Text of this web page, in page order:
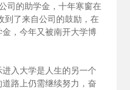
司的助学金，十年寒窗在
到了来自公司的鼓励，在
，今年又被南开大学博
入大学是人生的另一个
路上仍需继续努力，奋